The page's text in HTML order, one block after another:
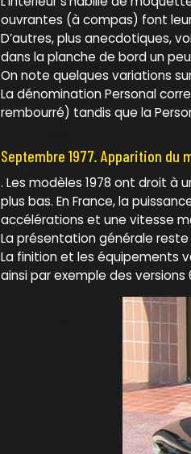
ouvrantes (à compas) font
D’autres, plus anecdotiques,
dans la planche de bord un
On note quelques variations
La dénomination Personal
rembourré) tandis que la
Septembre 1977. Apparition du
. Les modèles 1978 ont droit à
plus bas. En France, la
accélérations et une vitesse
La présentation générale
La finition et les équipements
ainsi par exemple des versions